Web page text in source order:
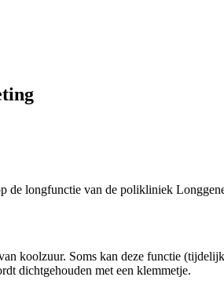
de longfunctie van de polikliniek
koolzuur. Soms kan deze functie
dichtgehouden met een klemmetje.